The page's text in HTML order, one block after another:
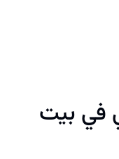
في بيت